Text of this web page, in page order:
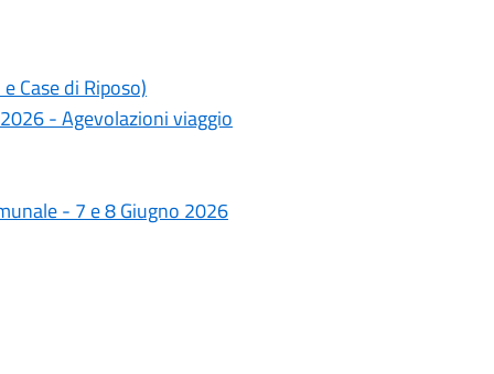
Case di Riposo)
- Agevolazioni viaggio
- 7 e 8 Giugno 2026